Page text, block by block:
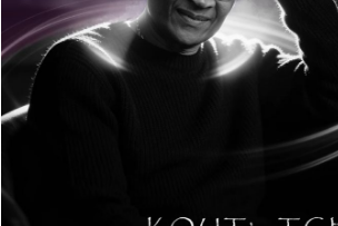
Artiste W2R : Jean Luc ALGER